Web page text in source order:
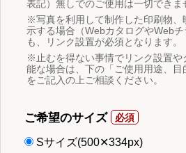
表記）無しでのご使用は一切できま
※写真を利用して制作した印刷物、
示する場合（WebカタログやWebチ
も、リンク設置が必須となります。
※止むを得ない事情でリンク設置や
能な場合は、下の「ご使用用途、
をご記入の上ご相談ください。
ご希望のサイズ
Sサイズ(500✕334px)